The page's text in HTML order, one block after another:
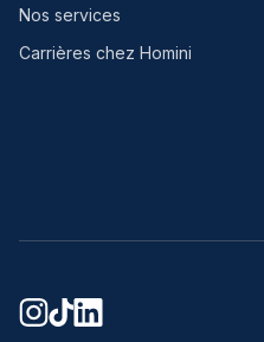
Nos services
Carrières chez Homini